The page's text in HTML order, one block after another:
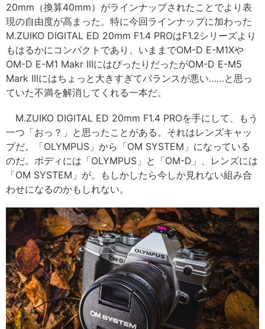
20mm（換算40mm）がラインナップされたことでより表
現の自由度が高まった。特に今回ラインナップに加わった
M.ZUIKO DIGITAL ED 20mm F1.4 PROはF1.2シリーズより
もはるかにコンパクトであり、いままでOM-D E-M1Xや
OM-D E-M1 Makr IIIにはぴったりだったがOM-D E-M5
Mark IIIにはちょっと大きすぎてバランスが悪い……と思っ
ていた不満を解消してくれる一本だ。
M.ZUIKO DIGITAL ED 20mm F1.4 PROを手にして、もう
一つ「おっ？」と思ったことがある。それはレンズキャッ
プだ。「OLYMPUS」から「OM SYSTEM」になっている
のだ。ボディには「OLYMPUS」と「OM-D」、レンズには
「OM SYSTEM」が。もしかしたら今しか見れない組み合
わせになるのかもしれない。